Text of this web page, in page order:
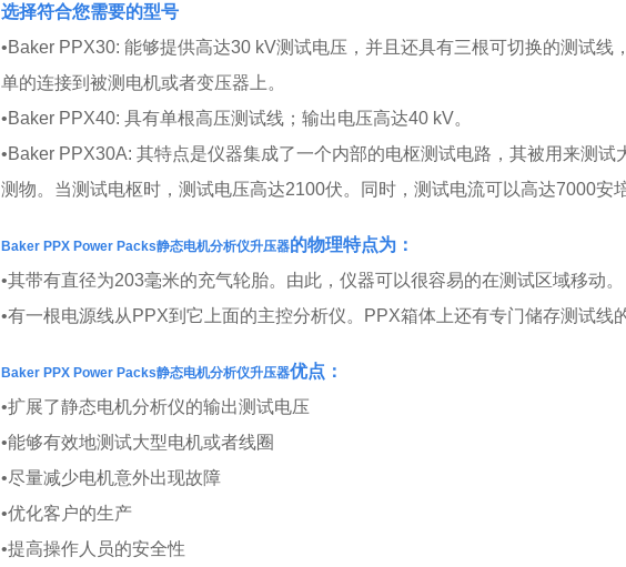
选择符合您需要的型号
•Baker PPX30: 能够提供高达30 kV测试电压，并且还具有三根可切换的测试线
单的连接到被测电机或者变压器上。
•Baker PPX40: 具有单根高压测试线；输出电压高达40 kV。
•Baker PPX30A: 其特点是仪器集成了一个内部的电枢测试电路，其被用来测试
测物。当测试电枢时，测试电压高达2100伏。同时，测试电流可以高达7000安培
Baker PPX Power Packs静态电机分析仪升压器的物理特点为：
•其带有直径为203毫米的充气轮胎。由此，仪器可以很容易的在测试区域移动。
•有一根电源线从PPX到它上面的主控分析仪。PPX箱体上还有专门储存测试线
Baker PPX Power Packs静态电机分析仪升压器优点：
•扩展了静态电机分析仪的输出测试电压
•能够有效地测试大型电机或者线圈
•尽量减少电机意外出现故障
•优化客户的生产
•提高操作人员的安全性